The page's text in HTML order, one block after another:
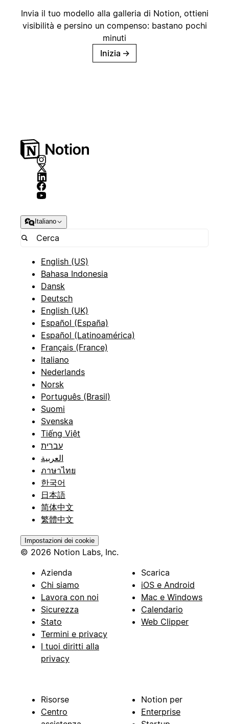
Invia il tuo modello alla galleria di Notion, ottieni
visibilità e persino un compenso: bastano pochi
minuti
Inizia →
Italiano
English (US)
Bahasa Indonesia
Dansk
Deutsch
English (UK)
Español (España)
Español (Latinoamérica)
Français (France)
Italiano
Nederlands
Norsk
Português (Brasil)
Suomi
Svenska
Tiếng Việt
עברית
العربية
ภาษาไทย
한국어
日本語
简体中文
繁體中文
Impostazioni dei cookie
© 2026 Notion Labs, Inc.
Azienda
Chi siamo
Lavora con noi
Sicurezza
Stato
Termini e privacy
I tuoi diritti alla
privacy
Scarica
iOS e Android
Mac e Windows
Calendario
Web Clipper
Risorse
Centro
Notion per
Enterprise